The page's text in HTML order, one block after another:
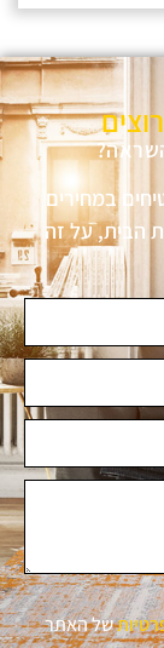
במחירים
הבית, על זה
של האתר